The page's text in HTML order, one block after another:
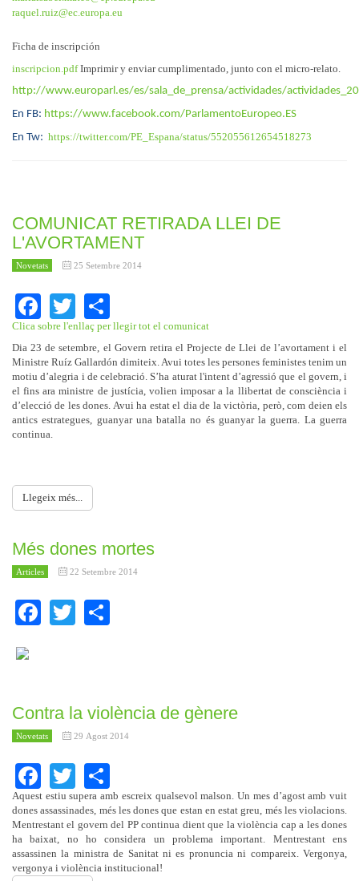
raquel.ruiz@ec.europa.eu
Ficha de inscripción
inscripcion.pdfImprimir y enviar cumplimentado, junto con el micro-relato.
http://www.europarl.es/es/sala_de_prensa/actividades/
En FB: https://www.facebook.com/ParlamentoEuropeo.ES
En Tw: https://twitter.com/PE_Espana/status/552055612654518273
COMUNICAT RETIRADA LLEI DE
L'AVORTAMENT
Novetats 25 Setembre 2014
Facebook
Twitter
Clica sobre l'enllaç per llegir tot el comunicat
Dia 23 de setembre, el Govern retira el Projecte de Llei de l’avortament i el
Ministre Ruíz Gallardón dimiteix. Avui totes les persones feministes tenim un
motiu d’alegria i de celebració. S’ha aturat l'intent d’agressió que el govern, i
el fins ara ministre de justícia, volien imposar a la llibertat de consciència i
d’elecció de les dones. Avui ha estat el dia de la victòria, però, com deien els
antics estrategues, guanyar una batalla no és guanyar la guerra. La guerra
continua.
Llegeix més...
Més dones mortes
Articles 22 Setembre 2014
Facebook
Twitter
Contra la violència de gènere
Novetats 29 Agost 2014
Facebook
Twitter
Aquest estiu supera amb escreix qualsevol malson. Un mes d’agost amb vuit
dones assassinades, més les dones que estan en estat greu, més les violacions.
Mentrestant el govern del PP continua dient que la violència cap a les dones
ha baixat, no ho considera un problema important. Mentrestant ens
assassinen la ministra de Sanitat ni es pronuncia ni compareix. Vergonya,
vergonya i violència institucional!